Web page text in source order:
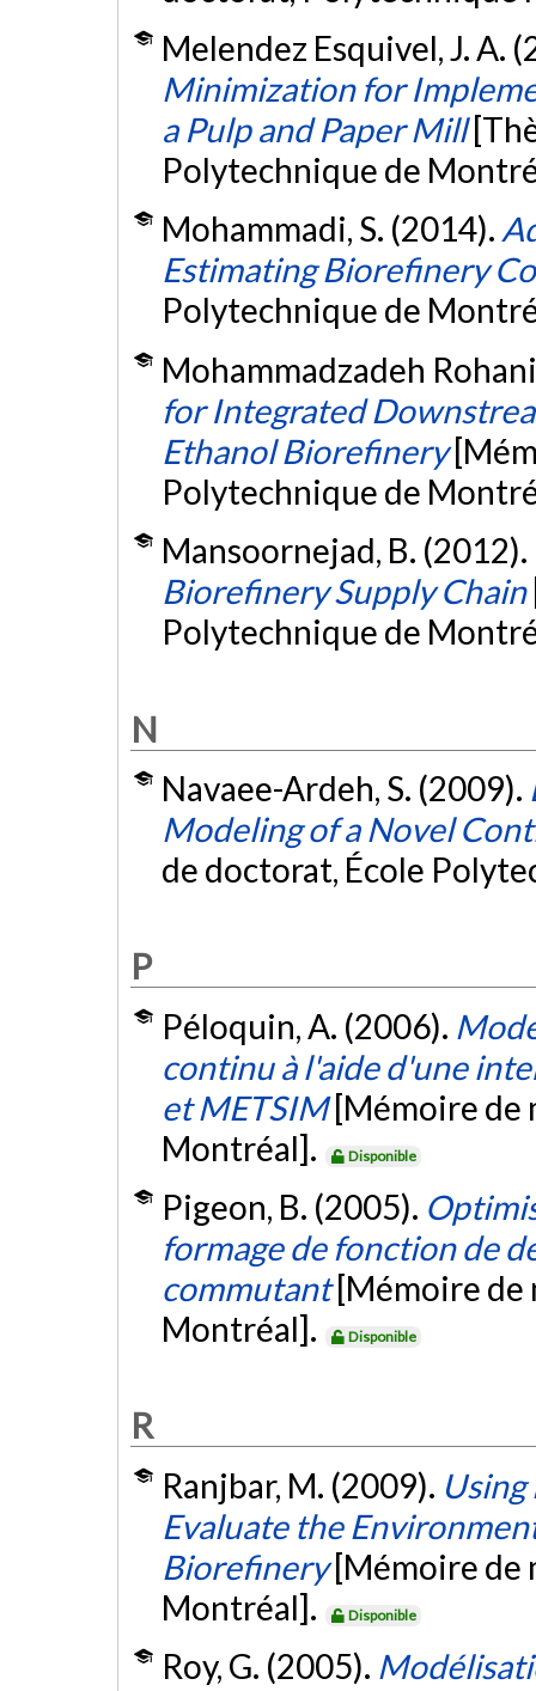
Melendez Esquivel, J. A.
Minimization for
a Pulp and Paper Mill
Polytechnique de
Mohammadi, S. (2014).
Estimating Biorefinery
Polytechnique de
Mohammadzadeh
for Integrated
Ethanol Biorefinery
Polytechnique de
Mansoornejad, B. (2012).
Biorefinery Supply Chain
Polytechnique de
N
Navaee-Ardeh, S. (2009).
Modeling of a Novel
de doctorat, École
P
Péloquin, A. (2006).
continu à l'aide d'une
et METSIM [Mémoire de
Montréal].
Disponible
Pigeon, B. (2005).
formage de fonction de
commutant [Mémoire de
Montréal].
Disponible
R
Ranjbar, M. (2009). Using
Evaluate the
Biorefinery [Mémoire de
Montréal].
Disponible
Roy, G. (2005).